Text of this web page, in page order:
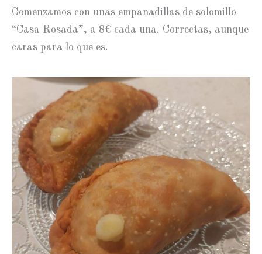
Comenzamos con unas empanadillas de solomillo
“Casa Rosada”, a 8€ cada una. Correctas, aunque
caras para lo que es.